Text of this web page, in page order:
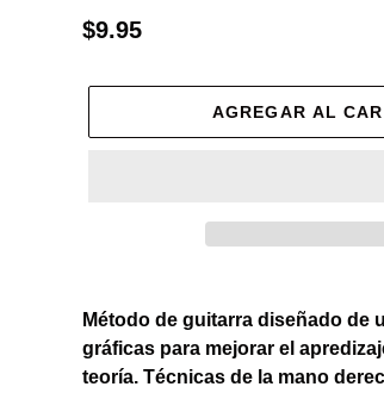
Precio
$9.95
AGREGAR AL
el
producto
a
Método de guitarra diseñado de
gráficas para mejorar el
teoría. Técnicas de la mano